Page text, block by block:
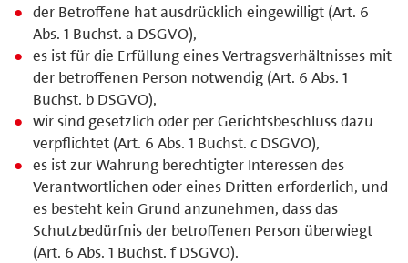
der Betroffene hat ausdrücklich eingewilligt (Art. 6
Abs. 1 Buchst. a DSGVO),
es ist für die Erfüllung eines Vertragsverhältnisses mit
der betroffenen Person notwendig (Art. 6 Abs. 1
Buchst. b DSGVO),
wir sind gesetzlich oder per Gerichtsbeschluss dazu
verpflichtet (Art. 6 Abs. 1 Buchst. c DSGVO),
es ist zur Wahrung berechtigter Interessen des
Verantwortlichen oder eines Dritten erforderlich, und
es besteht kein Grund anzunehmen, dass das
Schutzbedürfnis der betroffenen Person überwiegt
(Art. 6 Abs. 1 Buchst. f DSGVO).